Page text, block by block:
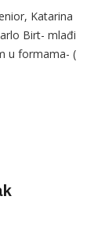
Katarina
Birt- mlađi
u formama- (